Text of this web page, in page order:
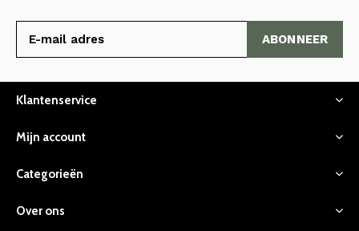
ABONNEER
Klantenservice
Mijn account
Categorieën
Over ons